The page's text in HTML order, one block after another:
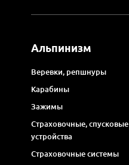
Альпинизм
Веревки, репшнуры
Карабины
Зажимы
Страховочные, спусковые
устройства
Страховочные системы